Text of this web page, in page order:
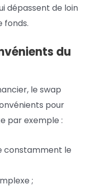
dépassent de loin
fonds.
du
le swap
pour
par exemple :
constamment le
;